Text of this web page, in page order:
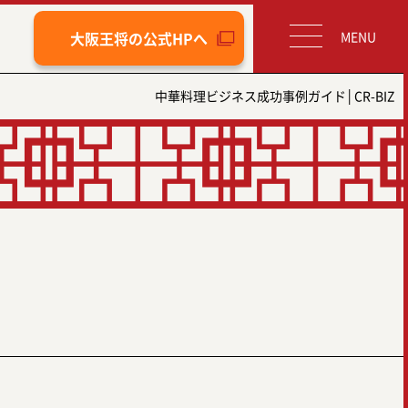
中華料理ビジネス成功事例ガイド│CR-BIZ
大阪王将の公式HPへ